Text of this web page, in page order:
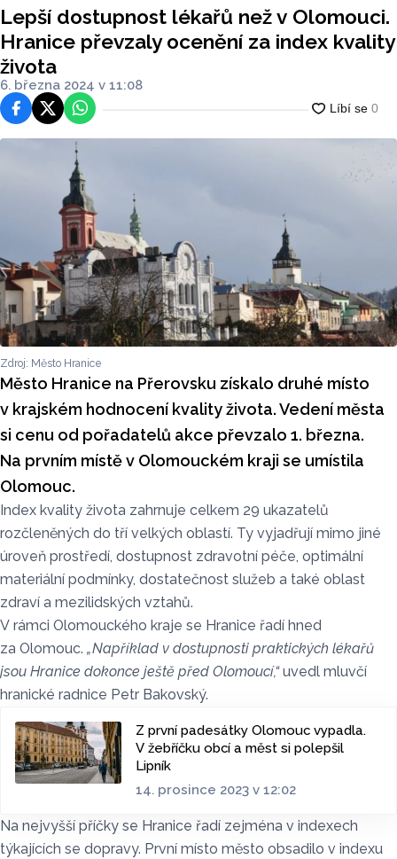
života
Lepší dostupnost lékařů než v Olomouci.
Hranice převzaly ocenění za index kvality
života
6. března 2024 v 11:08
FacebookPlatforma X
WhatsApp
Zdroj: Město Hranice
Město Hranice na Přerovsku získalo druhé místo
v krajském hodnocení kvality života. Vedení města
si cenu od pořadatelů akce převzalo 1. března.
Na prvním místě v Olomouckém kraji se umístila
Olomouc.
Index kvality života zahrnuje celkem 29 ukazatelů
rozčleněných do tří velkých oblastí. Ty vyjadřují mimo jiné
úroveň prostředí, dostupnost zdravotní péče, optimální
materiální podmínky, dostatečnost služeb a také oblast
zdraví a mezilidských vztahů.
V rámci Olomouckého kraje se Hranice řadí hned
za Olomouc. „Například v dostupnosti praktických lékařů
jsou Hranice dokonce ještě před Olomoucí,“uvedl mluvčí
hranické radnice Petr Bakovský.
Z první padesátky Olomouc vypadla.
V žebříčku obcí a měst si polepšil
Lipník
14. prosince 2023 v 12:02
Na nejvyšší příčky se Hranice řadí zejména v indexech
týkajících se dopravy. První místo město obsadilo v indexu